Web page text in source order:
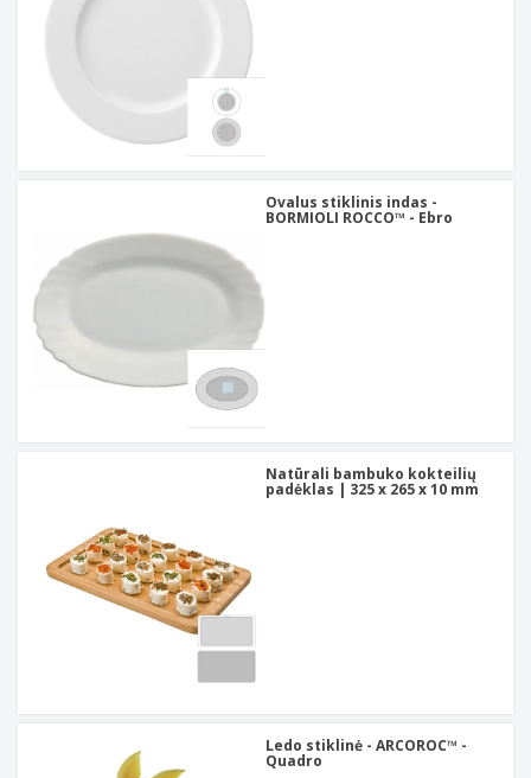
Ovalus stiklinis indas -
BORMIOLI ROCCO™ - Ebro
Natūrali bambuko kokteilių
padėklas | 325 x 265 x 10 mm
Ledo stiklinė - ARCOROC™ -
Quadro